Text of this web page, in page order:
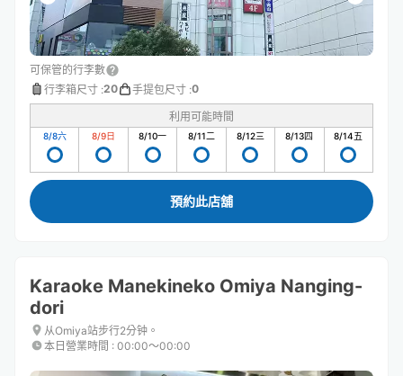
可保管的行李數
行李箱尺寸 :20 手提包尺寸 :0
利用可能時間
8/8六 8/9日 8/10一 8/11二 8/12三 8/13四 8/14五
預約此店舖
Karaoke Manekineko Omiya Nanging-
dori
从Omiya站步行2分钟。
本日營業時間 : 00:00〜00:00